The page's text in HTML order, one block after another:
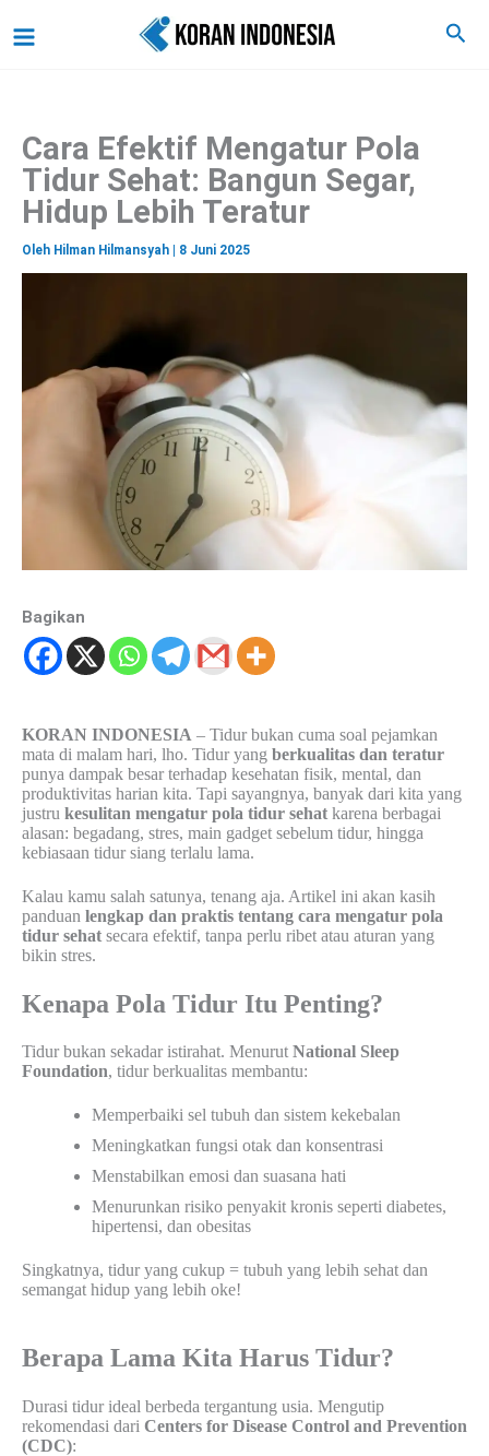
ke
Cari
Cara Efektif Mengatur Pola
Tidur Sehat: Bangun Segar,
Hidup Lebih Teratur
Oleh Hilman Hilmansyah 8 Juni 2025
Bagikan
KORAN INDONESIA – Tidur bukan cuma soal pejamkan
mata di malam hari, lho. Tidur yang berkualitas dan teratur
punya dampak besar terhadap kesehatan fisik, mental, dan
produktivitas harian kita. Tapi sayangnya, banyak dari kita yang
justru kesulitan mengatur pola tidur sehat karena berbagai
alasan: begadang, stres, main gadget sebelum tidur, hingga
kebiasaan tidur siang terlalu lama.
Kalau kamu salah satunya, tenang aja. Artikel ini akan kasih
panduan lengkap dan praktis tentang cara mengatur pola
tidur sehat secara efektif, tanpa perlu ribet atau aturan yang
bikin stres.
Kenapa Pola Tidur Itu Penting?
Tidur bukan sekadar istirahat. MenurutNational Sleep
Foundation, tidur berkualitas membantu:
Memperbaiki sel tubuh dan sistem kekebalan
Meningkatkan fungsi otak dan konsentrasi
Menstabilkan emosi dan suasana hati
Menurunkan risiko penyakit kronis seperti diabetes,
hipertensi, dan obesitas
Singkatnya, tidur yang cukup = tubuh yang lebih sehat dan
semangat hidup yang lebih oke!
Berapa Lama Kita Harus Tidur?
Durasi tidur ideal berbeda tergantung usia. Mengutip
rekomendasi dari Centers for Disease Control and Prevention
(CDC):
a